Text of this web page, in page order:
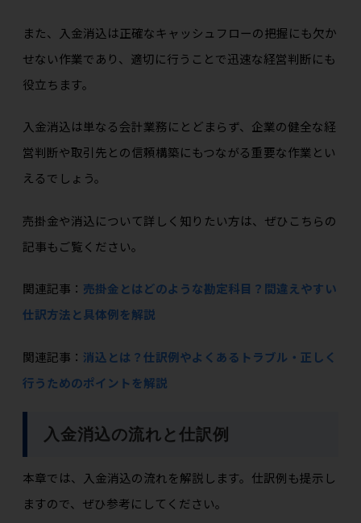
また、入金消込は正確なキャッシュフローの把握にも欠か
せない作業であり、適切に行うことで迅速な経営判断にも
役立ちます。
入金消込は単なる会計業務にとどまらず、企業の健全な経
営判断や取引先との信頼構築にもつながる重要な作業とい
えるでしょう。
売掛金や消込について詳しく知りたい方は、ぜひこちらの
記事もご覧ください。
関連記事： 売掛金とはどのような勘定科目？間違えやすい
仕訳方法と具体例を解説
関連記事： 消込とは？仕訳例やよくあるトラブル・正しく
行うためのポイントを解説
入金消込の流れと仕訳例
本章では、入金消込の流れを解説します。仕訳例も提示し
ますので、ぜひ参考にしてください。